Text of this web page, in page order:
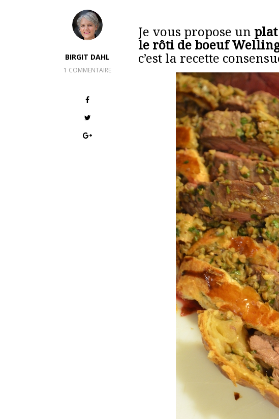
BIRGIT DAHL
1 COMMENTAIRE
Je vous propose un
le rôti de boeuf
c’est la recette